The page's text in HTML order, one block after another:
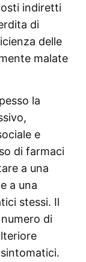
indiretti
di
delle
malate
la
e
di farmaci
a una
a una
stessi. Il
di